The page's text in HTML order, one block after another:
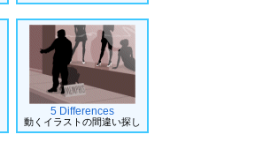
5 Differences
動くイラストの間違い探し